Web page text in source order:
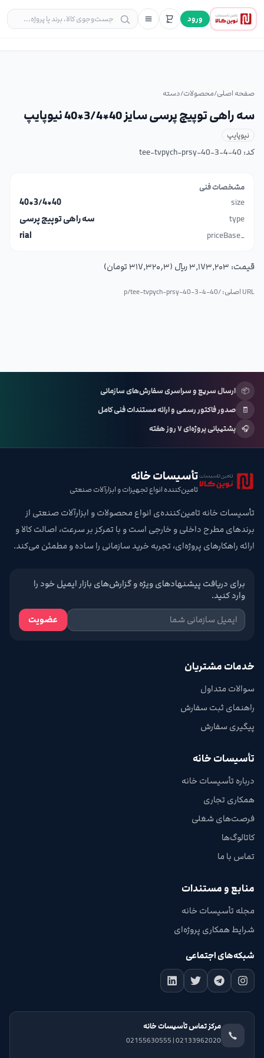
ورود
صفحه اصلی/محصولات/دسته
سه راهی توپیچ پرسی سایز 40*3/4*40 نیوپایپ
نیوپایپ
کد: tee-tvpych-prsy-40-3-4-40
مشخصات فنی
size
40*3/4*40
type
سه راهی توپیچ پرسی
_priceBase
rial
قیمت: ۳٬۱۷۳٬۲۰۳ ریال (۳۱۷٬۳۲۰٫۳ تومان)
URL اصلی: /p/ tee-tvpych-prsy-40-3-4-40
📦 ارسال سریع و سراسری سفارش‌های سازمانی
🧾
صدور فاکتور رسمی و ارائه مستندات فنی کامل
🎧 پشتیبانی پروژه‌ای ۷ روز هفته
تأسیسات خانه
تامین‌کننده انواع تجهیزات و ابزارآلات صنعتی
تأسیسات خانه تامین‌کننده‌ی انواع محصولات و ابزارآلات صنعتی از
برندهای مطرح داخلی و خارجی است و با تمرکز بر سرعت، اصالت کالا و
ارائه راهکارهای پروژه‌ای، تجربه خرید سازمانی را ساده و مطمئن می‌کند.
برای دریافت پیشنهادهای ویژه و گزارش‌های بازار ایمیل خود را
وارد کنید.
عضویت
خدمات مشتریان
سوالات متداول
راهنمای ثبت سفارش
پیگیری سفارش
تأسیسات خانه
درباره تأسیسات خانه
همکاری تجاری
فرصت‌های شغلی
کاتالوگ‌ها
تماس با ما
منابع و مستندات
مجله تأسیسات خانه
شرایط همکاری پروژه‌ای
شبکه‌های اجتماعی
مرکز تماس تأسیسات خانه
02133962020 | 02155630555